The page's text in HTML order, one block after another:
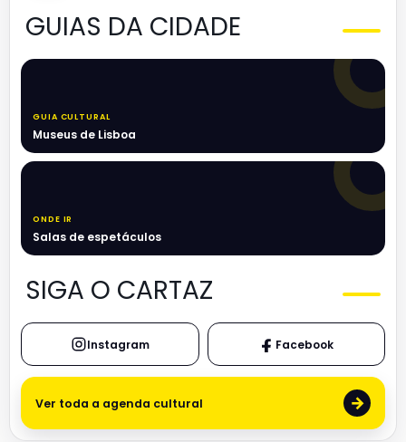
GUIAS DA CIDADE
GUIA CULTURAL
Museus de Lisboa
ONDE IR
Salas de espetáculos
SIGA O CARTAZ
Instagram Facebook
Ver toda a agenda cultural →